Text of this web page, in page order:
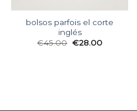
bolsos parfois el corte
inglés
€45.00 €28.00